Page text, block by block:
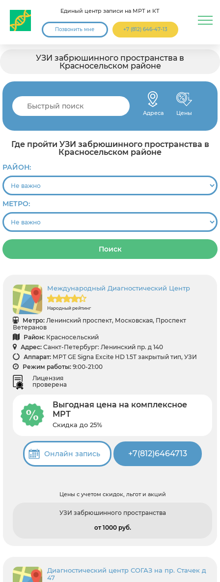
Единый центр записи на МРТ и КТ
Позвонить мне +7 (812) 646-47-13
УЗИ забрюшинного пространства в
Красносельском районе
Адреса Цены
Где пройти УЗИ забрюшинного пространства в
Красносельском районе
РАЙОН:
МЕТРО:
Поиск
Международный Диагностический Центр
Народный рейтинг
Метро: Ленинский проспект, Московская, Проспект
Ветеранов
Район: Красносельский
Адрес: Санкт-Петербург: Ленинский пр. д 140
Аппарат: МРТ GE Signa Excite HD 1.5T закрытый тип, УЗИ
Режим работы: 9:00-21:00
Лицензия
проверена
Выгодная цена на комплексное
МРТ
Скидка до 25%
Онлайн запись +7(812)6464713
Цены с учетом скидок, льгот и акций
УЗИ забрюшинного пространства
от 1000 pуб.
Диагностический центр СОГАЗ на пр. Стачек д
47